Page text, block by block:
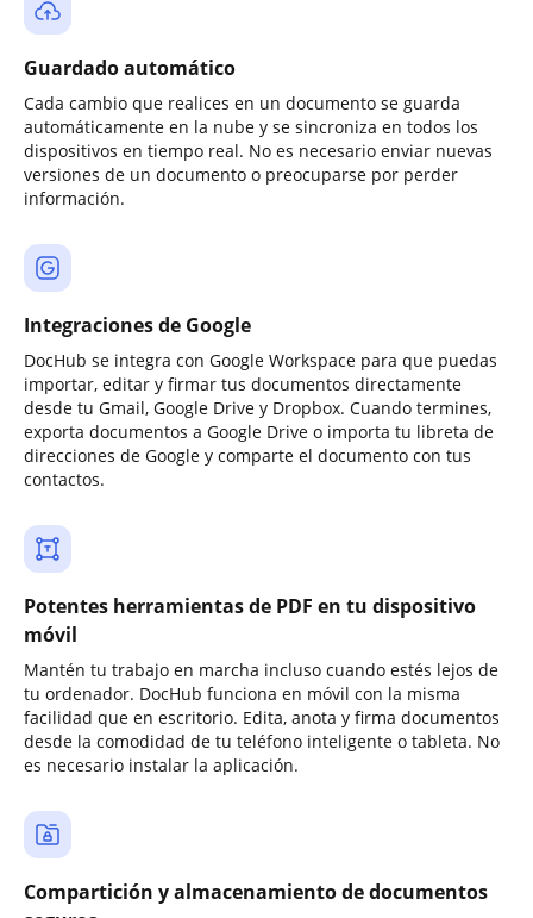
Guardado automático
Cada cambio que realices en un documento se guarda
automáticamente en la nube y se sincroniza en todos los
dispositivos en tiempo real. No es necesario enviar nuevas
versiones de un documento o preocuparse por perder
información.
Integraciones de Google
DocHub se integra con Google Workspace para que puedas
importar, editar y firmar tus documentos directamente
desde tu Gmail, Google Drive y Dropbox. Cuando termines,
exporta documentos a Google Drive o importa tu libreta de
direcciones de Google y comparte el documento con tus
contactos.
Potentes herramientas de PDF en tu dispositivo
móvil
Mantén tu trabajo en marcha incluso cuando estés lejos de
tu ordenador. DocHub funciona en móvil con la misma
facilidad que en escritorio. Edita, anota y firma documentos
desde la comodidad de tu teléfono inteligente o tableta. No
es necesario instalar la aplicación.
Compartición y almacenamiento de documentos